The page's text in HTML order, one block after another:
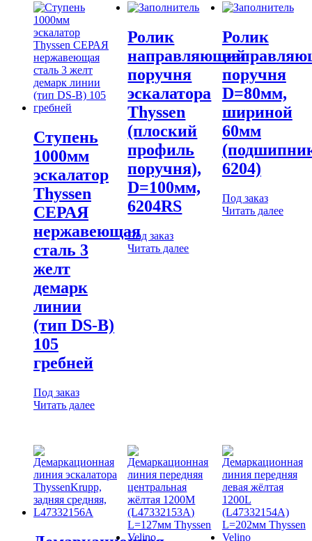
Ступень
1000мм
эскалатор
Thyssen
СЕРАЯ
нержавеющая
сталь 3
желт
демарк
линии
(тип DS-B)
105
гребней
Под заказ
Читать далее
Ролик
направляющий
поручня
эскалатора
Thyssen
(плоский
профиль
поручня),
D=100мм,
6204RS
Под заказ
Читать далее
Ролик
поручня
D=80мм,
шириной
60мм
6204)
Под заказ
Читать далее